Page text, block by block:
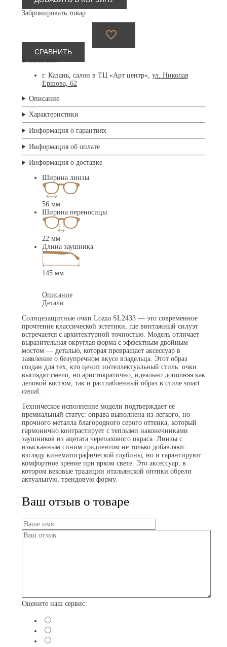
P8A
Забронировать товар
СРАВНИТЬ
В наличии:
г. Казань, салон в ТЦ «Арт центр», ул. Николая
Ершова, 62
Описание
Характеристики
Информация о гарантиях
Информация об оплате
Информация о доставке
Ширина линзы
56 мм
Ширина переносицы
22 мм
Длина заушника
145 мм
Описание
Детали
Солнцезащитные очки Lozza SL2433 — это современное
прочтение классической эстетики, где винтажный силуэт
встречается с архитектурной точностью. Модель отличает
выразительная округлая форма с эффектным двойным
мостом — деталью, которая превращает аксессуар в
заявление о безупречном вкусе владельца. Этот образ
создан для тех, кто ценит интеллектуальный стиль: очки
выглядят смело, но аристократично, идеально дополняя как
деловой костюм, так и расслабленный образ в стиле smart
casual.
Техническое исполнение модели подтверждает её
премиальный статус: оправа выполнена из легкого, но
прочного металла благородного серого оттенка, который
гармонично контрастирует с теплыми наконечниками
заушников из ацетата черепахового окраса. Линзы с
изысканным синим градиентом не только добавляют
взгляду кинематографической глубины, но и гарантируют
комфортное зрение при ярком свете. Это аксессуар, в
котором вековые традиции итальянской оптики обрели
актуальную, трендовую форму.
Ваш отзыв о товаре
Оцените наш сервис: